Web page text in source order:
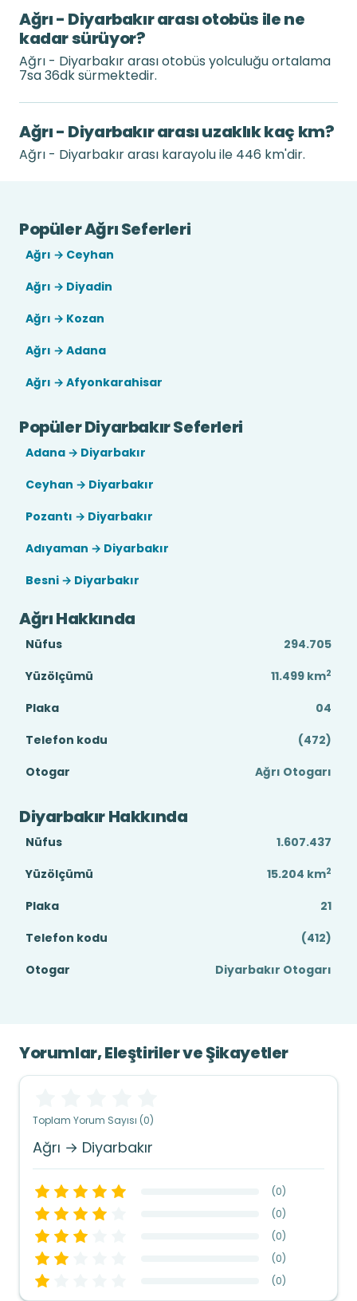
Ağrı - Diyarbakır arası otobüs ile ne
kadar sürüyor?
Ağrı - Diyarbakır arası otobüs yolculuğu ortalama
7sa 36dk sürmektedir.
Ağrı - Diyarbakır arası uzaklık kaç km?
Ağrı - Diyarbakır arası karayolu ile 446 km'dir.
Popüler Ağrı Seferleri
Ağrı → Ceyhan
Ağrı → Diyadin
Ağrı → Kozan
Ağrı → Adana
Ağrı → Afyonkarahisar
Popüler Diyarbakır Seferleri
Adana → Diyarbakır
Ceyhan → Diyarbakır
Pozantı → Diyarbakır
Adıyaman → Diyarbakır
Besni → Diyarbakır
Ağrı Hakkında
Nüfus
294.705
Yüzölçümü
11.499 km2
Plaka
04
Telefon kodu
(472)
Otogar
Ağrı Otogarı
Diyarbakır Hakkında
Nüfus
1.607.437
Yüzölçümü
15.204 km2
Plaka
21
Telefon kodu
(412)
Otogar
Diyarbakır Otogarı
Yorumlar, Eleştiriler ve Şikayetler
Toplam Yorum Sayısı (0)
Ağrı → Diyarbakır
(0)
(0)
(0)
(0)
(0)